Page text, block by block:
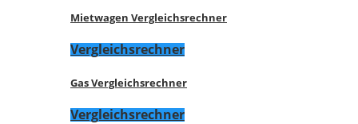
Mietwagen Vergleichsrechner
Vergleichsrechner
Gas Vergleichsrechner
Vergleichsrechner